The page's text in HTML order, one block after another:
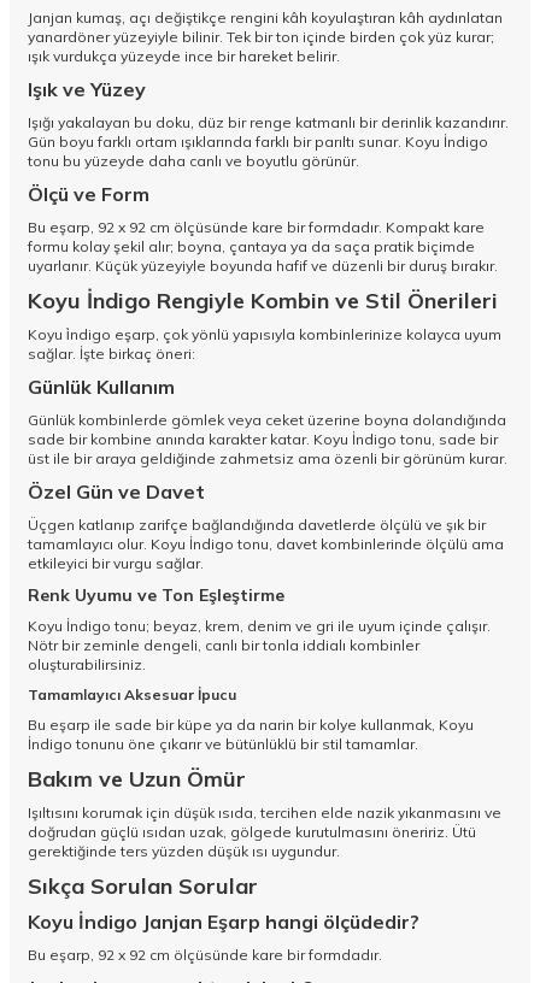
Janjan kumaş, açı değiştikçe rengini kâh koyulaştıran kâh aydınlatan
yanardöner yüzeyiyle bilinir. Tek bir ton içinde birden çok yüz kurar;
ışık vurdukça yüzeyde ince bir hareket belirir.
Işık ve Yüzey
Işığı yakalayan bu doku, düz bir renge katmanlı bir derinlik kazandırır.
Gün boyu farklı ortam ışıklarında farklı bir parıltı sunar. Koyu İndigo
tonu bu yüzeyde daha canlı ve boyutlu görünür.
Ölçü ve Form
Bu eşarp, 92 x 92 cm ölçüsünde kare bir formdadır. Kompakt kare
formu kolay şekil alır; boyna, çantaya ya da saça pratik biçimde
uyarlanır. Küçük yüzeyiyle boyunda hafif ve düzenli bir duruş bırakır.
Koyu İndigo Rengiyle Kombin ve Stil Önerileri
Koyu i̇ndigo eşarp, çok yönlü yapısıyla kombinlerinize kolayca uyum
sağlar. İşte birkaç öneri:
Günlük Kullanım
Günlük kombinlerde gömlek veya ceket üzerine boyna dolandığında
sade bir kombine anında karakter katar. Koyu İndigo tonu, sade bir
üst ile bir araya geldiğinde zahmetsiz ama özenli bir görünüm kurar.
Özel Gün ve Davet
Üçgen katlanıp zarifçe bağlandığında davetlerde ölçülü ve şık bir
tamamlayıcı olur. Koyu İndigo tonu, davet kombinlerinde ölçülü ama
etkileyici bir vurgu sağlar.
Renk Uyumu ve Ton Eşleştirme
Koyu İndigo tonu; beyaz, krem, denim ve gri ile uyum içinde çalışır.
Nötr bir zeminle dengeli, canlı bir tonla iddialı kombinler
oluşturabilirsiniz.
Tamamlayıcı Aksesuar İpucu
Bu eşarp ile sade bir küpe ya da narin bir kolye kullanmak, Koyu
İndigo tonunu öne çıkarır ve bütünlüklü bir stil tamamlar.
Bakım ve Uzun Ömür
Işıltısını korumak için düşük ısıda, tercihen elde nazik yıkanmasını ve
doğrudan güçlü ısıdan uzak, gölgede kurutulmasını öneririz. Ütü
gerektiğinde ters yüzden düşük ısı uygundur.
Sıkça Sorulan Sorular
Koyu İndigo Janjan Eşarp hangi ölçüdedir?
Bu eşarp, 92 x 92 cm ölçüsünde kare bir formdadır.